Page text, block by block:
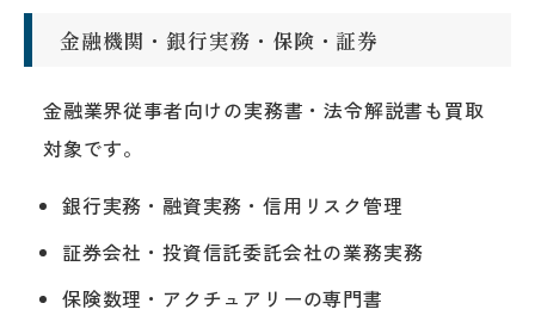
金融機関・銀行実務・保険・証券
金融業界従事者向けの実務書・法令解説書も買取
対象です。
銀行実務・融資実務・信用リスク管理
証券会社・投資信託委託会社の業務実務
保険数理・アクチュアリーの専門書